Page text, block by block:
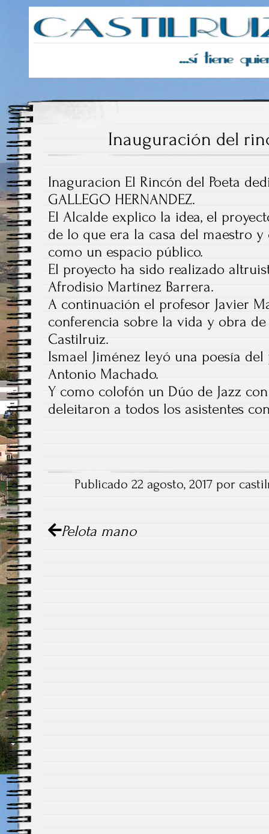
Castilruiz
Inauguración del
Inaguracion El Rincón del Poeta
GALLEGO HERNANDEZ.
El Alcalde explico la idea, el
de lo que era la casa del maestro
como un espacio público.
El proyecto ha sido realizado
Afrodisio Martínez Barrera.
A continuación el profesor Javier
conferencia sobre la vida y obra de
Castilruiz.
Ismael Jiménez leyó una poesía
Antonio Machado.
Y como colofón un Dúo de Jazz
deleitaron a todos los asistentes
Publicado 22 agosto, 2017 por
Navegación de artículo
Pelota mano